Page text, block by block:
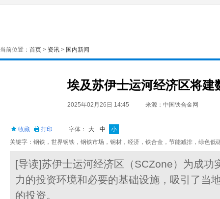
当前位置： 首页 > 资讯 > 国内新闻
埃及苏伊士运河经济区将建
2025年02月26日 14:45 来源：中国铁合金网
收藏 打印 字体： 大 中
小
关键字：钢铁，世界钢铁，钢铁市场，钢材，经济，铁合金，节能减排，绿色低
[导读]苏伊士运河经济区（SCZone）为成功
力的投资环境和必要的基础设施，吸引了当
的投资。